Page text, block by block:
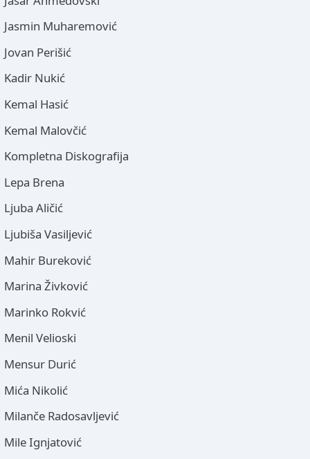
Jasmin Muharemović
Jovan Perišić
Kadir Nukić
Kemal Hasić
Kemal Malovčić
Kompletna Diskografija
Lepa Brena
Ljuba Aličić
Ljubiša Vasiljević
Mahir Bureković
Marina Živković
Marinko Rokvić
Menil Velioski
Mensur Durić
Mića Nikolić
Milanče Radosavljević
Mile Ignjatović